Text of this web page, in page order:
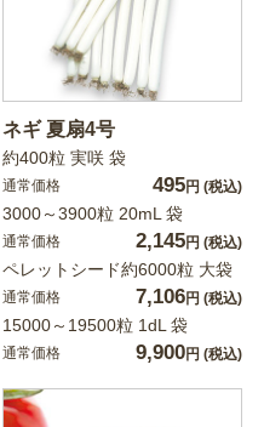
ネギ 夏扇4号
約400粒 実咲 袋
通常価格 495円 (税込)
3000～3900粒 20mL 袋
通常価格 2,145円 (税込)
ペレットシード約6000粒 大袋
通常価格 7,106円 (税込)
15000～19500粒 1dL 袋
通常価格 9,900円 (税込)